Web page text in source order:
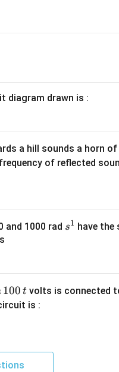
પર આધાર રાખે છે.
રેખીય રીતે ઘટે છે.
diagram drawn is :
a hill sounds a horn
of reflected
1000 rad s
s1 have the
100 t volts is connected
is :